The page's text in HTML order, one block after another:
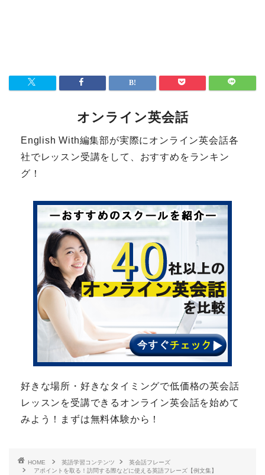
オンライン英会話
English With編集部が実際にオンライン英会話各
社でレッスン受講をして、おすすめをランキン
グ！
好きな場所・好きなタイミングで低価格の英会話
レッスンを受講できるオンライン英会話を始めて
みよう！まずは無料体験から！
HOME 英語学習コンテンツ
英会話フレーズ
アポイントを取る！訪問する際などに使える英語フレーズ【例文集】